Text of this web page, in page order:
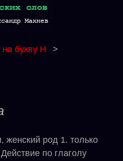
букву Н >
род 1. только
по глаголу